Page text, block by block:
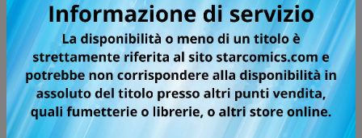
INFORMATO AL
TRATTAMENTO DEI
DATI